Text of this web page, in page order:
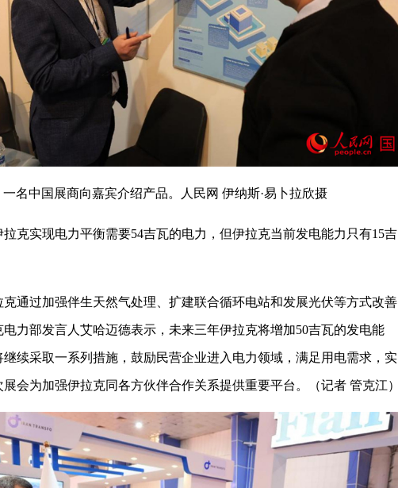
一名中国展商向嘉宾介绍产品。人民网 伊纳斯·易卜拉欣摄
克实现电力平衡需要54吉瓦的电力，但伊拉克当前发电能力只有15吉
克通过加强伴生天然气处理、扩建联合循环电站和发展光伏等方式改善
力部发言人艾哈迈德表示，未来三年伊拉克将增加50吉瓦的发电能
继续采取一系列措施，鼓励民营企业进入电力领域，满足用电需求，实
会为加强伊拉克同各方伙伴合作关系提供重要平台。（记者 管克江）